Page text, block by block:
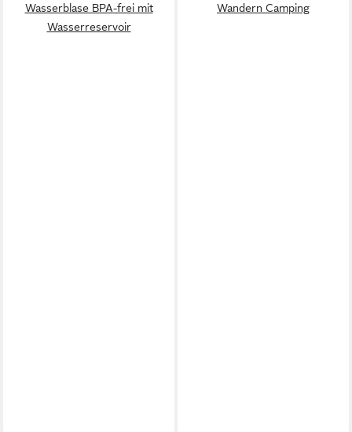
Wasserblase BPA-frei mit
Wasserreservoir
Wandern Camping